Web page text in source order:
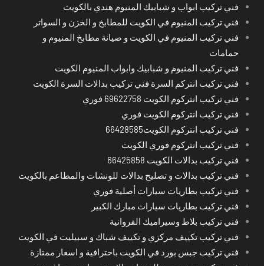
فني تركيب ابواب و شبابيك المنيوم هندي بالكويت
فني تركيب المنيوم في الكويت للمطابخ و الخزن و السواتر
فني تركيب المنيوم في الكويت و صيانة مطابخ المنيوم و
حمامات
فني تركيب المنيوم و شبابيك وابواب المنيوم الكويت
فني تركيب انتركم السرة فني تركيب بدالات السرة الكويت
فني تركيب انتركوم الكويت 69622758 فوري
فني تركيب انتركوم الكويت فوري
فني تركيب انتركوم الكويت66428585
فني تركيب انتركوم فوري الكويت
فني تركيب بدالات الكويت 66425858
فني تركيب بدالات و تصليح بدالات للونشات والمطاعم بالكويت
فني تركيب بطاريات سيارات أصلية فوري
فني تركيب بطاريات سيارات مبارك الكبير
فني تركيب بلاط وسيراميك الفروانية
فني تركيب تكييف مركزي و تكييف شباك و سبيليت في الكويت
فني تركيب جبس بورد في الكويت باحترافية و اسعار ممتازة